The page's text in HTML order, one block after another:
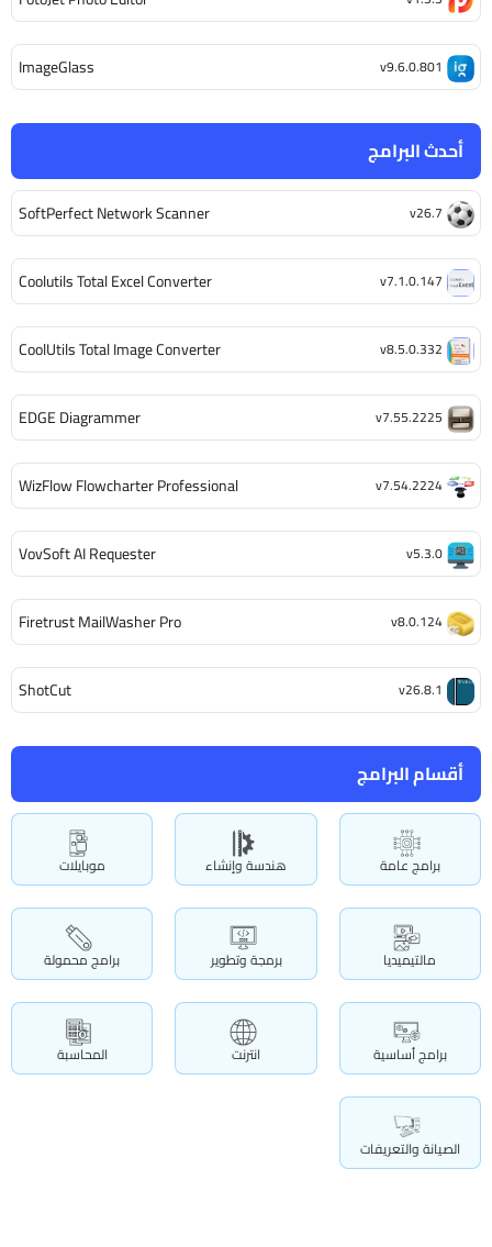
أقسام البرامج
برامج عامة هندسة وإنشاء موبايلات
مالتيميديا برمجة وتطوير برامج محمولة
برامج أساسية انترنت المحاسبة
الصيانة والتعريفات
أحدث البرامج
SoftPerfect Network Scanner v26.7
Coolutils Total Excel Converter v7.1.0.147
CoolUtils Total Image Converter v8.5.0.332
EDGE Diagrammer v7.55.2225
WizFlow Flowcharter Professional v7.54.2224
VovSoft AI Requester v5.3.0
Firetrust MailWasher Pro v8.0.124
ShotCut v26.8.1
ImageGlass v9.6.0.801